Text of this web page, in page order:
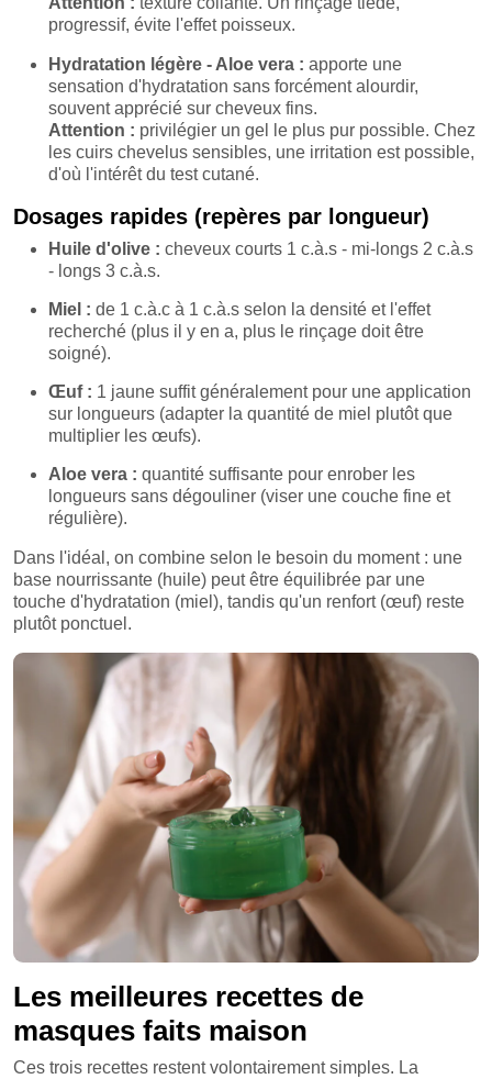
progressif, évite l'effet poisseux.
Hydratation légère - Aloe vera : apporte une
sensation d'hydratation sans forcément alourdir,
souvent apprécié sur cheveux fins.
Attention : privilégier un gel le plus pur possible. Chez
les cuirs chevelus sensibles, une irritation est possible,
d'où l'intérêt du test cutané.
Dosages rapides (repères par longueur)
Huile d'olive : cheveux courts 1 c.à.s - mi-longs 2 c.à.s
- longs 3 c.à.s.
Miel : de 1 c.à.c à 1 c.à.s selon la densité et l'effet
recherché (plus il y en a, plus le rinçage doit être
soigné).
Œuf : 1 jaune suffit généralement pour une application
sur longueurs (adapter la quantité de miel plutôt que
multiplier les œufs).
Aloe vera : quantité suffisante pour enrober les
longueurs sans dégouliner (viser une couche fine et
régulière).
Dans l'idéal, on combine selon le besoin du moment : une
base nourrissante (huile) peut être équilibrée par une
touche d'hydratation (miel), tandis qu'un renfort (œuf) reste
plutôt ponctuel.
Les meilleures recettes de
masques faits maison
Ces trois recettes restent volontairement simples. La